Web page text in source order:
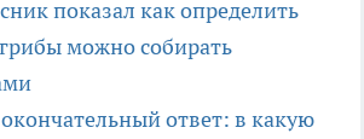
показал как определить
можно собирать
ответ: в какую